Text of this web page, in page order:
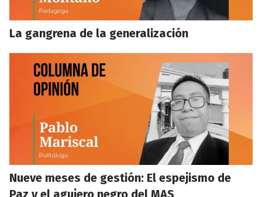
La gangrena de la generalización
Nueve meses de gestión: El espejismo de
Paz y el agujero negro del MAS